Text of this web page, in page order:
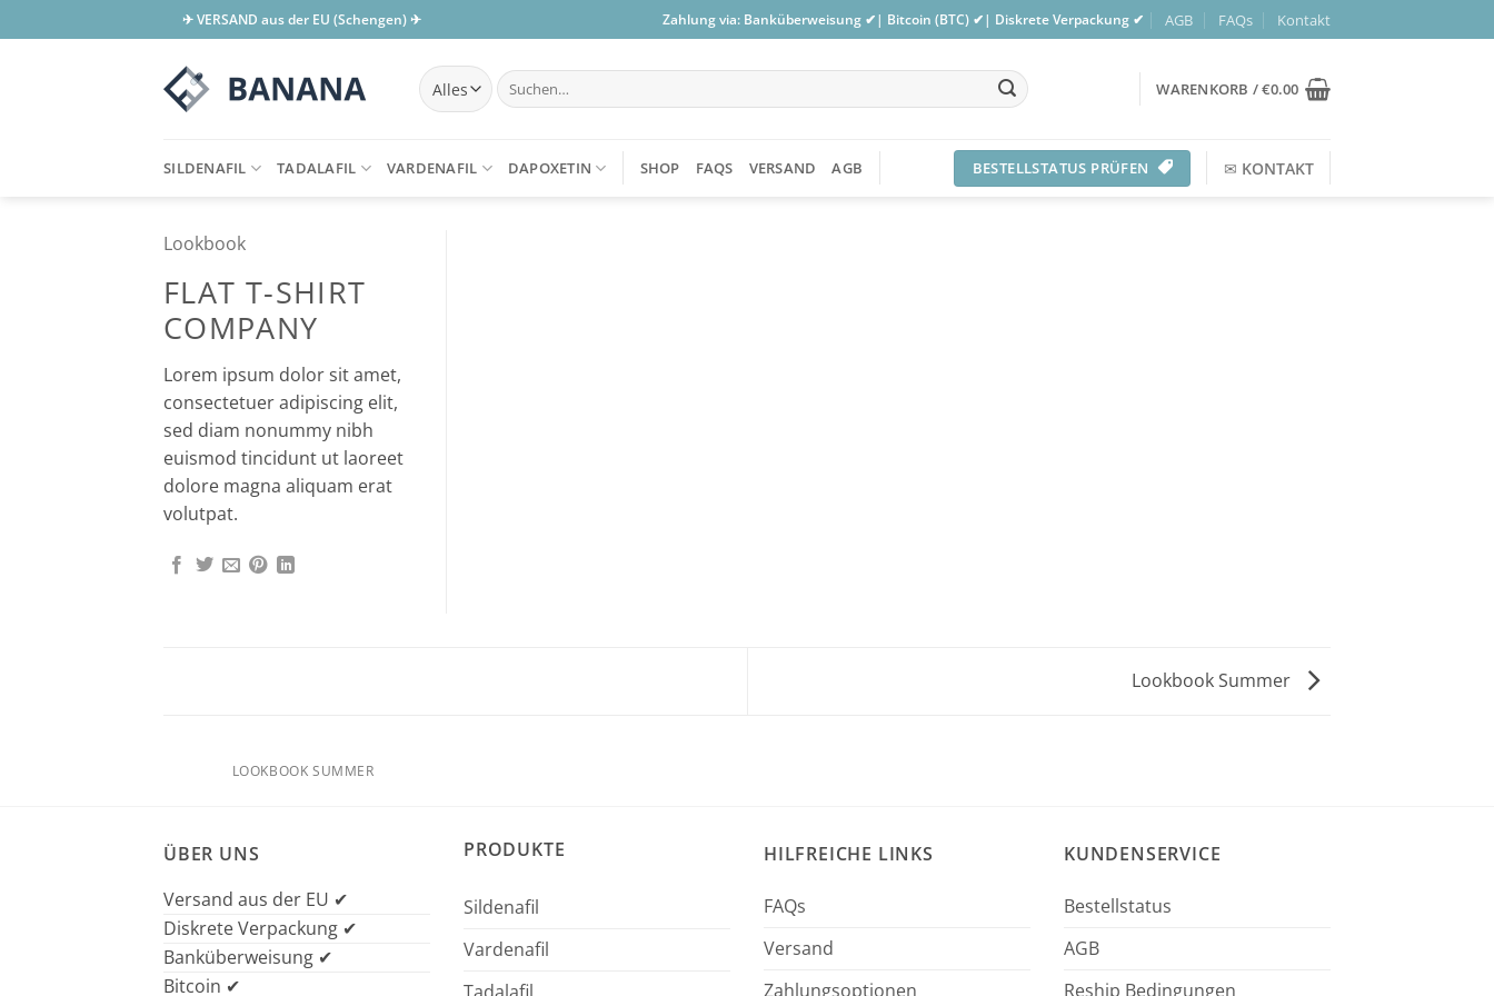
Inhalt
✈ VERSAND aus der EU (Schengen) ✈ Zahlung via: Banküberweisung ✔| Bitcoin (BTC) ✔| Diskrete Verpackung ✔ AGB FAQs Kontakt
Suchen
nach:
WARENKORB /€0.00
SILDENAFIL TADALAFIL VARDENAFIL DAPOXETIN SHOP FAQS VERSAND AGB BESTELLSTATUS PRÜFEN ✉ KONTAKT
Lookbook
FLAT T-SHIRT
COMPANY
Lorem ipsum dolor sit amet,
consectetuer adipiscing elit,
sed diam nonummy nibh
euismod tincidunt ut laoreet
dolore magna aliquam erat
volutpat.
Lookbook Summer
LOOKBOOK SUMMER
ÜBER UNS
Versand aus der EU ✔
Diskrete Verpackung ✔
Banküberweisung ✔
Bitcoin ✔
PRODUKTE
Sildenafil
Vardenafil
HILFREICHE LINKS
FAQs
Versand
Zahlungsoptionen
KUNDENSERVICE
Bestellstatus
AGB
Reship Bedingungen